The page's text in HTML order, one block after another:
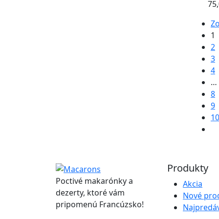
1
2
3
4
…
8
9
10
Poctivé makarónky a
dezerty, ktoré vám
pripomenú Francúzsko!
Produkty
Akcia
Nové